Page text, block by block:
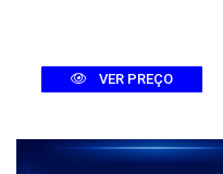
VER PREÇO